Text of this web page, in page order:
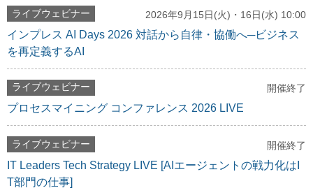
ライブウェビナー 2026年9月15日(火)・16日(水) 10:00
インプレス AI Days 2026 対話から自律・協働へ─ビジネス
を再定義するAI
ライブウェビナー 開催終了
プロセスマイニング コンファレンス 2026 LIVE
ライブウェビナー 開催終了
IT Leaders Tech Strategy LIVE [AIエージェントの戦力化はI
T部門の仕事]